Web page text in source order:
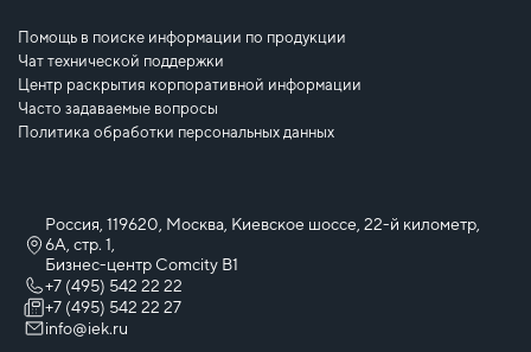
Помощь в поиске информации по продукции
Чат технической поддержки
Центр раскрытия корпоративной информации
Часто задаваемые вопросы
Политика обработки персональных данных
Россия, 119620, Москва, Киевское шоссе, 22-й километр,
6А, стр. 1,
Бизнес-центр Comcity B1
+7 (495) 542 22 22
+7 (495) 542 22 27
info@iek.ru